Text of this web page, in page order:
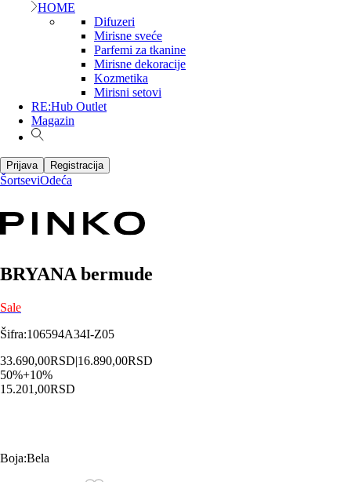
HOME
Difuzeri
Mirisne sveće
Parfemi za tkanine
Mirisne dekoracije
Kozmetika
Mirisni setovi
RE:Hub Outlet
Magazin
Prijava Registracija
ŠortseviOdeća
BRYANA bermude
Sale
Šifra:106594A34I-Z05
33.690,00RSD|16.890,00RSD
50%+10%
15.201,00RSD
Boja:Bela